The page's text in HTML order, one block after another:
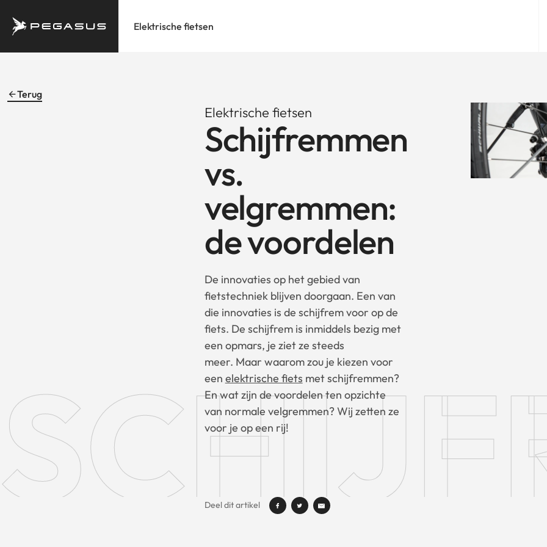
Elektrische fietsen
Terug
Elektrische fietsen
Schijfremmen
vs.
velgremmen:
de voordelen
De innovaties op het gebied van
fietstechniek blijven doorgaan. Een van
die innovaties is de schijfrem voor op de
fiets. De schijfrem is inmiddels bezig met
een opmars, je ziet ze steeds
meer. Maar waarom zou je kiezen voor
een elektrische fiets met schijfremmen?
En wat zijn de voordelen ten opzichte
van normale velgremmen? Wij zetten ze
voor je op een rij!
Deel dit artikel